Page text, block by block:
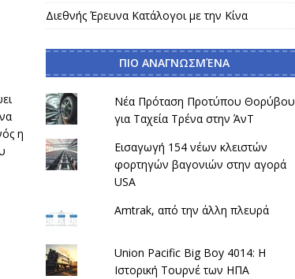
η
Διεθνής Έρευνα Κατάλογοι με την Κίνα
ΠΙΟ ΑΝΑΓΝΩΣΜΈΝΑ
Νέα Πρόταση Προτύπου Θορύβου
για Ταχεία Τρένα στην ΆνΤ
Εισαγωγή 154 νέων κλειστών
φορτηγών βαγονιών στην αγορά
USA
Amtrak, από την άλλη πλευρά
Union Pacific Big Boy 4014: Η
Ιστορική Τουρνέ των ΗΠΑ